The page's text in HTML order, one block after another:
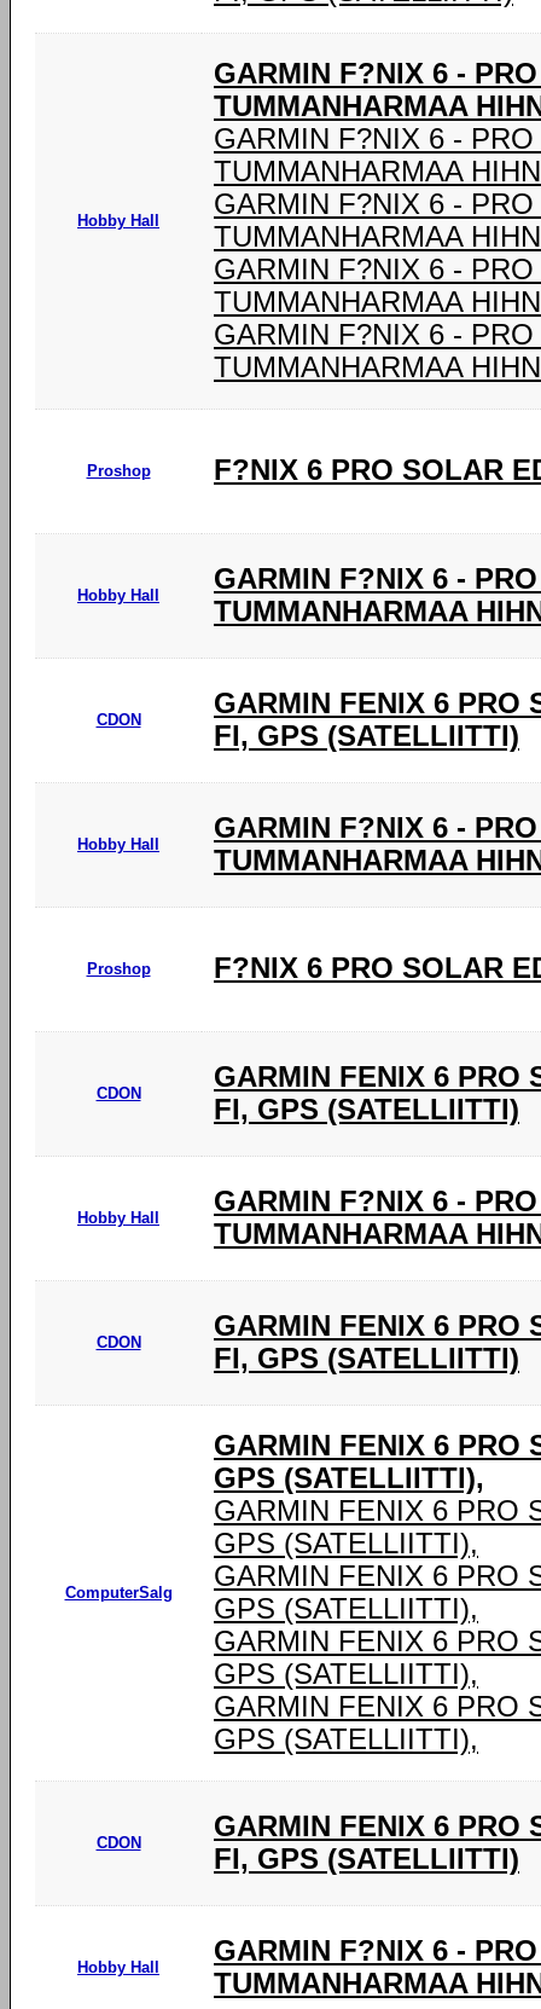
Hobby Hall
GARMIN F?NIX 6 -
TUMMANHARMAA
GARMIN F?NIX 6 -
TUMMANHARMAA
GARMIN F?NIX 6 -
TUMMANHARMAA
GARMIN F?NIX 6 -
TUMMANHARMAA
GARMIN F?NIX 6 -
TUMMANHARMAA
Proshop F?NIX 6 PRO SOLAR
Hobby Hall
GARMIN F?NIX 6 -
TUMMANHARMAA
CDON
GARMIN FENIX 6 PRO
FI, GPS (SATELLIITTI)
Hobby Hall
GARMIN F?NIX 6 -
TUMMANHARMAA
Proshop F?NIX 6 PRO SOLAR
CDON
GARMIN FENIX 6 PRO
FI, GPS (SATELLIITTI)
Hobby Hall
GARMIN F?NIX 6 -
TUMMANHARMAA
CDON
GARMIN FENIX 6 PRO
FI, GPS (SATELLIITTI)
ComputerSalg
GARMIN FENIX 6 PRO
GPS (SATELLIITTI),
GARMIN FENIX 6 PRO
GPS (SATELLIITTI),
GARMIN FENIX 6 PRO
GPS (SATELLIITTI),
GARMIN FENIX 6 PRO
GPS (SATELLIITTI),
GARMIN FENIX 6 PRO
GPS (SATELLIITTI),
CDON
GARMIN FENIX 6 PRO
FI, GPS (SATELLIITTI)
Hobby Hall
GARMIN F?NIX 6 -
TUMMANHARMAA